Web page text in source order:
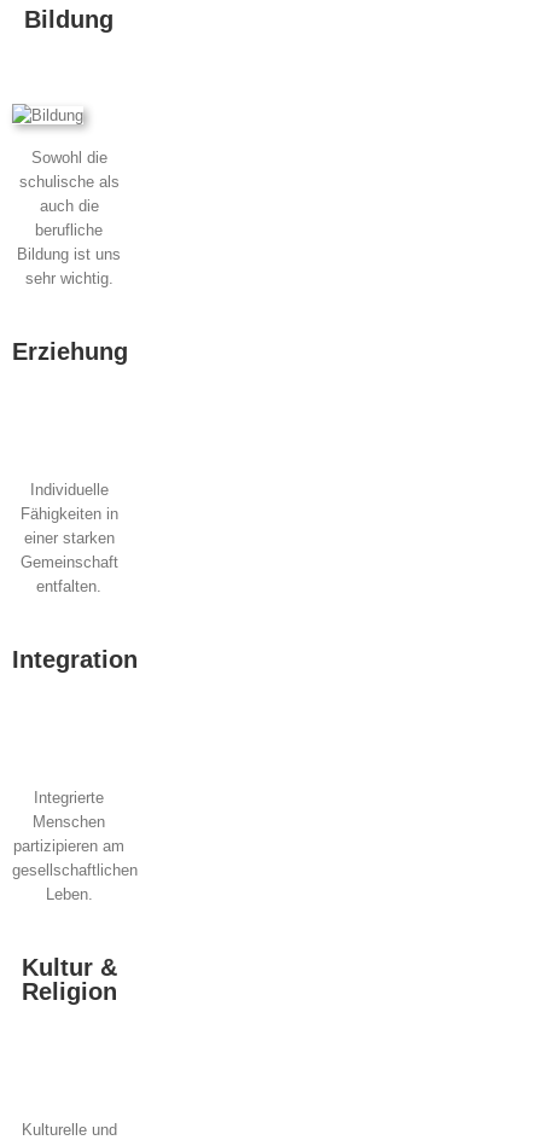
Bildung
Sowohl die
schulische als
auch die
berufliche
Bildung ist uns
sehr wichtig.
Erziehung
Individuelle
Fähigkeiten in
einer starken
Gemeinschaft
entfalten.
Integration
Integrierte
Menschen
partizipieren am
gesellschaftlichen
Leben.
Kultur &
Religion
Kulturelle und